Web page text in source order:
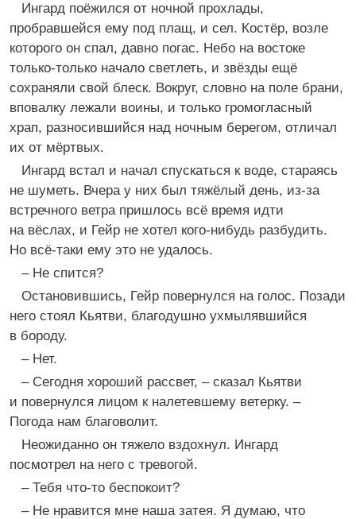
Ингард поёжился от ночной прохлады,
пробравшейся ему под плащ, и сел. Костёр, возле
которого он спал, давно погас. Небо на востоке
только-только начало светлеть, и звёзды ещё
сохраняли свой блеск. Вокруг, словно на поле брани,
вповалку лежали воины, и только громогласный
храп, разносившийся над ночным берегом, отличал
их от мёртвых.
Ингард встал и начал спускаться к воде, стараясь
не шуметь. Вчера у них был тяжёлый день, из-за
встречного ветра пришлось всё время идти
на вёслах, и Гейр не хотел кого-нибудь разбудить.
Но всё-таки ему это не удалось.
– Не спится?
Остановившись, Гейр повернулся на голос. Позади
него стоял Кьятви, благодушно ухмылявшийся
в бороду.
– Нет.
– Сегодня хороший рассвет, – сказал Кьятви
и повернулся лицом к налетевшему ветерку. –
Погода нам благоволит.
Неожиданно он тяжело вздохнул. Ингард
посмотрел на него с тревогой.
– Тебя что-то беспокоит?
– Не нравится мне наша затея. Я думаю, что